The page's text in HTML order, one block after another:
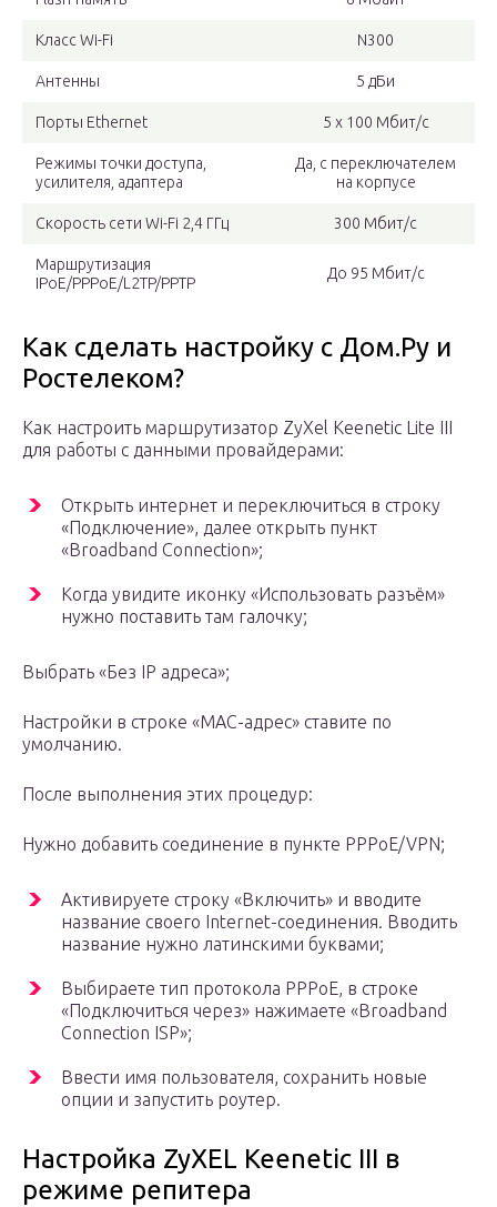
Класс Wi-Fi N300
Антенны 5 дБи
Порты Ethernet 5 x 100 Мбит/с
Режимы точки доступа,
усилителя, адаптера
Да, с переключателем
на корпусе
Скорость сети Wi-Fi 2,4 ГГц 300 Мбит/с
Маршрутизация
IPoE/PPPoE/L2TP/PPTP
До 95 Мбит/с
Как сделать настройку с Дом.Ру и
Ростелеком?
Как настроить маршрутизатор ZyXel Keenetic Lite III
для работы с данными провайдерами:
Открыть интернет и переключиться в строку
«Подключение», далее открыть пункт
«Broadband Connection»;
Когда увидите иконку «Использовать разъём»
нужно поставить там галочку;
Выбрать «Без IP адреса»;
Настройки в строке «MAC-адрес» ставите по
умолчанию.
После выполнения этих процедур:
Нужно добавить соединение в пункте PPPoE/VPN;
Активируете строку «Включить» и вводите
название своего Internet-соединения. Вводить
название нужно латинскими буквами;
Выбираете тип протокола PPPoE, в строке
«Подключиться через» нажимаете «Broadband
Connection ISP»;
Ввести имя пользователя, сохранить новые
опции и запустить роутер.
Настройка ZyXEL Keenetic III в
режиме репитера